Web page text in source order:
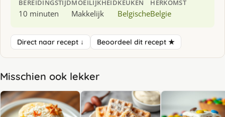
BEREIDINGSTIJD
10 minuten
MOEILIJKHEID
Makkelijk
KEUKEN
Belgische
HERKOMST
Belgie
Direct naar recept ↓ Beoordeel dit recept ★
Misschien ook lekker